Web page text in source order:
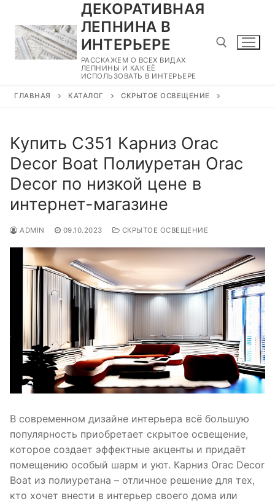
содержимому
ДЕКОРАТИВНАЯ
ЛЕПНИНА В
ИНТЕРЬЕРЕ
РАССКАЖЕМ О ВСЕХ ВИДАХ
ЛЕПНИНЫ И КАК ЕЁ
ИСПОЛЬЗОВАТЬ В ИНТЕРЬЕРЕ
ГЛАВНАЯ КАТАЛОГ СКРЫТОЕ ОСВЕЩЕНИЕ
Купить C351 Карниз Orac
Decor Boat Полиуретан Orac
Decor по низкой цене в
интернет-магазине
ADMIN 09.10.2023 СКРЫТОЕ ОСВЕЩЕНИЕ
В современном дизайне интерьера всё большую
популярность приобретает скрытое освещение,
которое создает эффектные акценты и придаёт
помещению особый шарм и уют. Карниз Orac Decor
Boat из полиуретана – отличное решение для тех,
кто хочет внести в интерьер своего дома или